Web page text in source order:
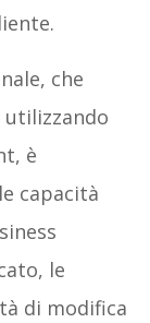
che
è
capacità
le
di modifica